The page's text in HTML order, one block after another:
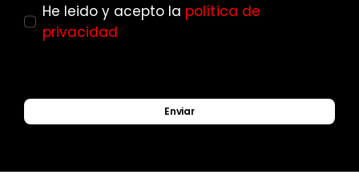
He leido y acepto la política de
privacidad
Enviar